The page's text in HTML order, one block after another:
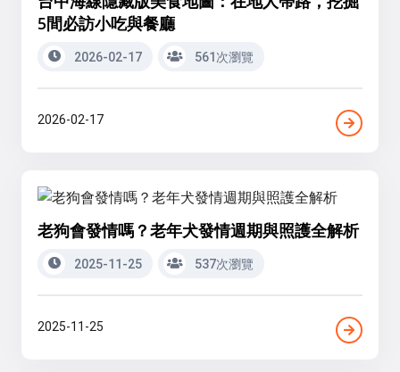
5間必訪小吃與餐廳
2026-02-17 561次瀏覽
2026-02-17
老狗會發情嗎？老年犬發情週期與照護全解析
2025-11-25 537次瀏覽
2025-11-25